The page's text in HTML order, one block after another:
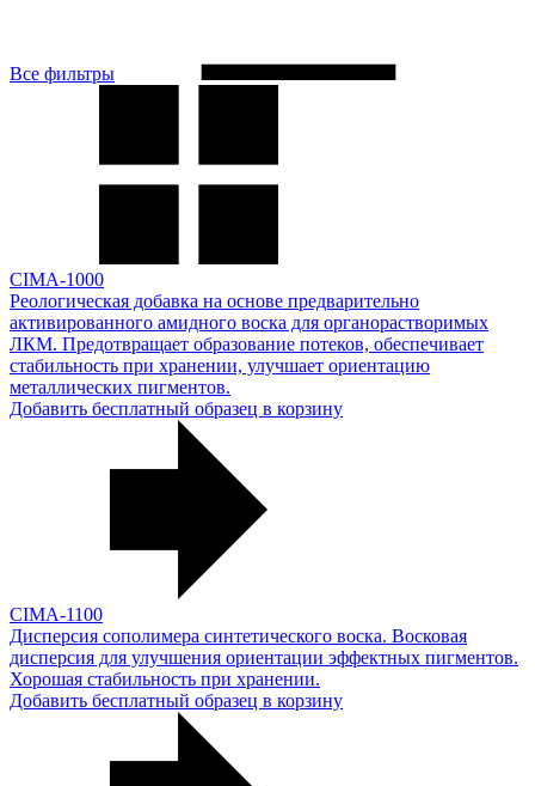
Все фильтры
CIMA-1000
Реологическая добавка на основе предварительно
активированного амидного воска для органорастворимых
ЛКМ. Предотвращает образование потеков, обеспечивает
стабильность при хранении, улучшает ориентацию
металлических пигментов.
Добавить бесплатный образец в корзину
CIMA-1100
Дисперсия сополимера синтетического воска. Восковая
дисперсия для улучшения ориентации эффектных пигментов.
Хорошая стабильность при хранении.
Добавить бесплатный образец в корзину